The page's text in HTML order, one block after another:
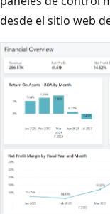
desde el sitio web